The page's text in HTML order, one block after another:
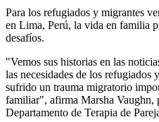
Para los refugiados y migrantes
en Lima, Perú, la vida en familia
desafíos.
"Vemos sus historias en las
las necesidades de los refugiados
sufrido un trauma migratorio
familiar", afirma Marsha Vaughn,
Departamento de Terapia de